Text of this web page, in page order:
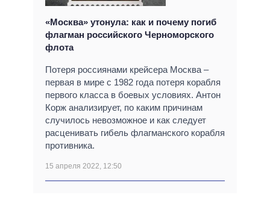
«Москва» утонула: как и почему погиб
флагман российского Черноморского
флота
Потеря россиянами крейсера Москва –
первая в мире с 1982 года потеря корабля
первого класса в боевых условиях. Антон
Корж анализирует, по каким причинам
случилось невозможное и как следует
расценивать гибель флагманского корабля
противника.
15 апреля 2022, 12:50